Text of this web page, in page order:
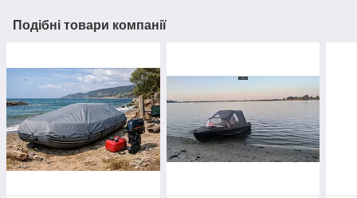
Подібні товари компанії